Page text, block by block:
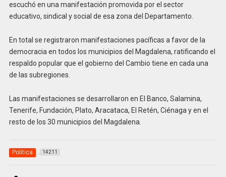
escuchó en una manifestación promovida por el sector
educativo, sindical y social de esa zona del Departamento.
En total se registraron manifestaciones pacíficas a favor de la
democracia en todos los municipios del Magdalena, ratificando el
respaldo popular que el gobierno del Cambio tiene en cada una
de las subregiones.
Las manifestaciones se desarrollaron en El Banco, Salamina,
Tenerife, Fundación, Plato, Aracataca, El Retén, Ciénaga y en el
resto de los 30 municipios del Magdalena.
Politica 14211